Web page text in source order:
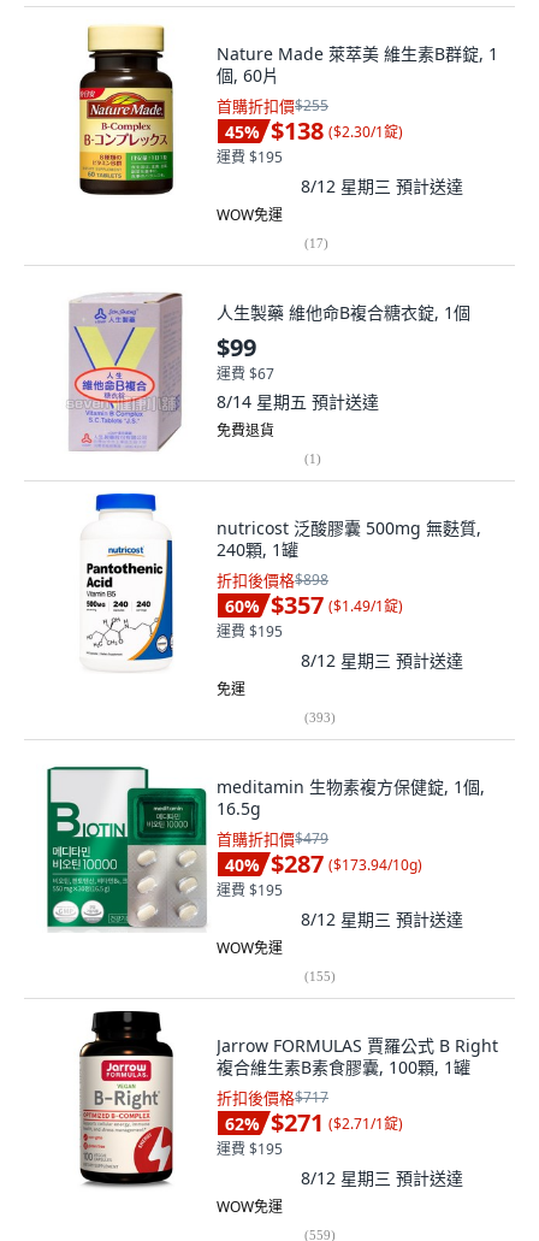
Nature Made 萊萃美 維生素B群錠, 1
個, 60片
首購折扣價$255
45% $138 ($2.30/1錠)
運費 $195
8/12 星期三 預計送達
WOW免運
(17)
人生製藥 維他命B複合糖衣錠, 1個
$99
運費 $67
8/14 星期五 預計送達
免費退貨
(1)
nutricost 泛酸膠囊 500mg 無麩質,
240顆, 1罐
折扣後價格$898
60% $357 ($1.49/1錠)
運費 $195
8/12 星期三 預計送達
免運
(393)
meditamin 生物素複方保健錠, 1個,
16.5g
首購折扣價$479
40% $287 ($173.94/10g)
運費 $195
8/12 星期三 預計送達
WOW免運
(155)
Jarrow FORMULAS 賈羅公式 B Right
複合維生素B素食膠囊, 100顆, 1罐
折扣後價格$717
62% $271 ($2.71/1錠)
運費 $195
8/12 星期三 預計送達
WOW免運
(559)